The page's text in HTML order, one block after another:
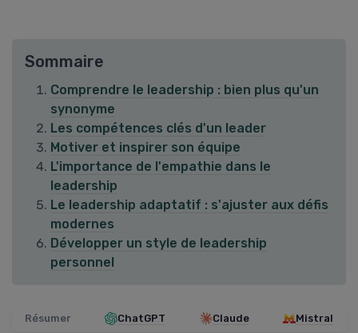
Sommaire
Comprendre le leadership : bien plus qu'un
synonyme
Les compétences clés d'un leader
Motiver et inspirer son équipe
L'importance de l'empathie dans le
leadership
Le leadership adaptatif : s'ajuster aux défis
modernes
Développer un style de leadership
personnel
Résumer ChatGPT Claude Mistral